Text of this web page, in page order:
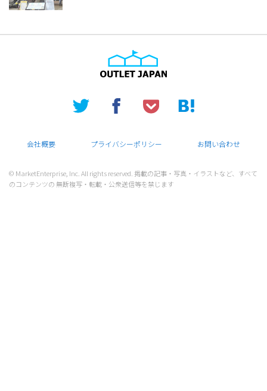
会社概要 プライバシーポリシー お問い合わせ
© MarketEnterprise, Inc. All rights reserved. 掲載の記事・写真・イラストなど、すべて
のコンテンツの 無断複写・転載・公衆送信等を禁じます